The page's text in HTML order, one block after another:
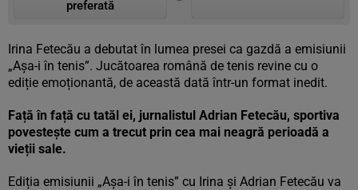
preferată
Irina Fetecău a debutat în lumea presei ca gazdă a emisiunii
„Așa-i în tenis”. Jucătoarea română de tenis revine cu o
ediție emoționantă, de această dată într-un format inedit.
Față în față cu tatăl ei, jurnalistul Adrian Fetecău, sportiva
povestește cum a trecut prin cea mai neagră perioadă a
vieții sale.
Ediția emisiunii „Așa-i în tenis” cu Irina și Adrian Fetecău va